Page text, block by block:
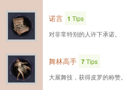
诺言 1 Tips
对非常特别的人许下承诺。
舞林高手 7Tips
大展舞技，获得皮罗的称赞。